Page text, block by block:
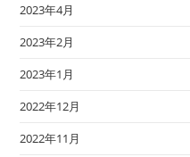
2023年4月
2023年2月
2023年1月
2022年12月
2022年11月